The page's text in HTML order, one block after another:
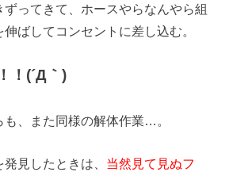
ってきて、ホースやらなんやら組
ばしてコンセントに差し込む。
！(´Д｀)
、また同様の解体作業…。
見したときは、 当然見て見ぬフ